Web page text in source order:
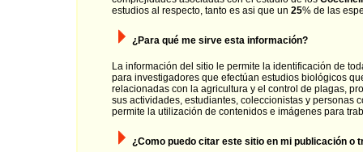
estudios al respecto, tanto es asi que un 25% de las
¿Para qué me sirve esta información?
La información del sitio le permite la identificación de
para investigadores que efectúan estudios biológicos
relacionadas con la agricultura y el control de plagas,
sus actividades, estudiantes, coleccionistas y personas
permite la utilización de contenidos e imágenes para
¿Como puedo citar este sitio en mi publicación o